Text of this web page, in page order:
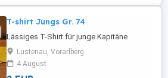
T-shirt Jungs Gr. 74
Lässiges T-Shirt für junge Kapitäne
Lustenau, Vorarlberg
4 August